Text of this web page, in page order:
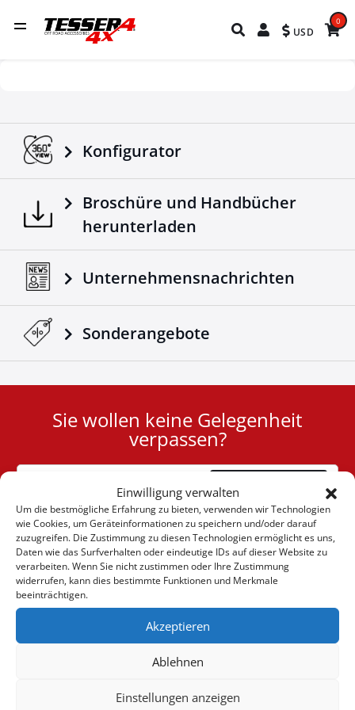
Einwilligung verwalten
Um die bestmögliche Erfahrung zu bieten, verwenden wir Technologien
wie Cookies, um Geräteinformationen zu speichern und/oder darauf
zuzugreifen. Die Zustimmung zu diesen Technologien ermöglicht es uns,
Daten wie das Surfverhalten oder eindeutige IDs auf dieser Website zu
verarbeiten. Wenn Sie nicht zustimmen oder Ihre Zustimmung
widerrufen, kann dies bestimmte Funktionen und Merkmale
beeinträchtigen.
Akzeptieren
Ablehnen
Einstellungen anzeigen
USD
0
Konfigurator
Broschüre und Handbücher
herunterladen
Unternehmensnachrichten
Sonderangebote
Cookie
Sie wollen keine Gelegenheit
verpassen?
Abonnieren
(+30) 6947901533
(+30) 2105542813